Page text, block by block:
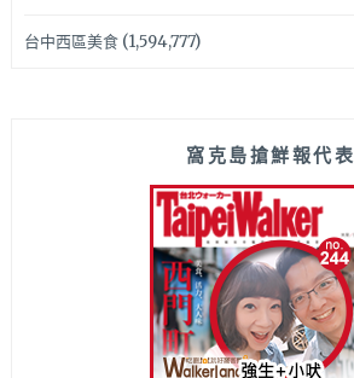
台中西區美食(1,594,777)
窩克島搶鮮報代表